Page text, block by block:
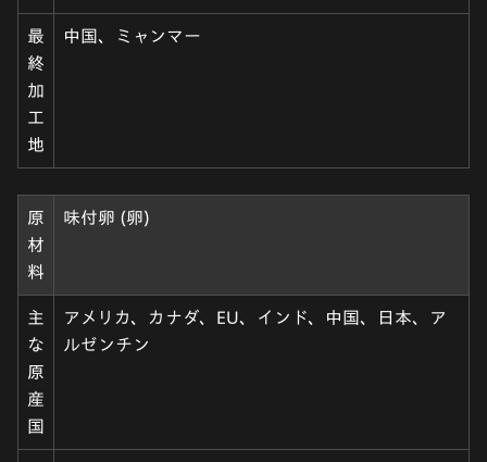
最
終
加
工
地
中国、ミャンマー
原
材
料
味付卵 (卵)
主
な
原
産
国
アメリカ、カナダ、EU、インド、中国、日本、ア
ルゼンチン